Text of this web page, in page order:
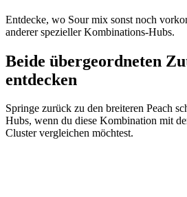
Entdecke, wo Sour mix sonst noch
anderer spezieller Kombinations-Hubs.
Beide übergeordneten
entdecken
Springe zurück zu den breiteren Peach
Hubs, wenn du diese Kombination mit
Cluster vergleichen möchtest.